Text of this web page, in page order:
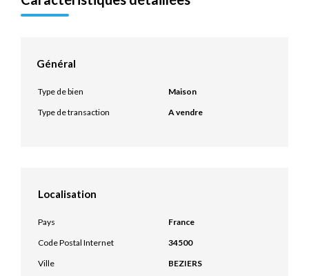
Général
Type de bien
Maison
Type de transaction
A vendre
Localisation
Pays
France
Code Postal Internet
34500
Ville
BEZIERS